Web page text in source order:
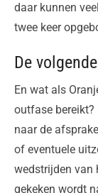
daar kunnen
twee keer
De
En wat als
outfase bereikt?
naar de
of eventuele
wedstrijden van
gekeken wordt